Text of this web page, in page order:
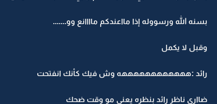
بسنه الله ورسووله إذا مااعندكم ماااانع وو.......
وقبل لا يكمل
رائد :ههههههههههههه وش فيك كأنك انفتحت
ضااري ناظر رائد بنظره يعني مو وقت ضحك